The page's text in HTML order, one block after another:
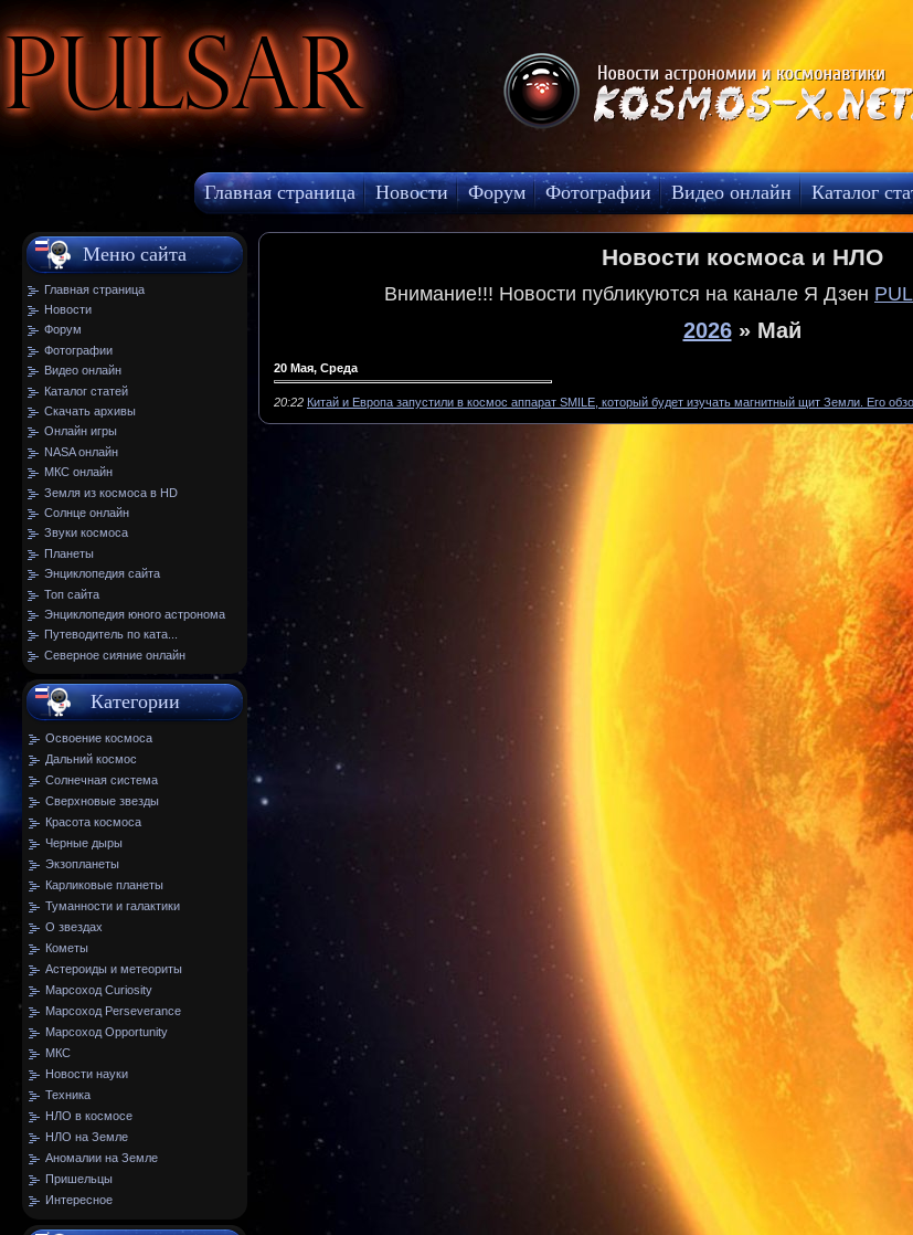
Pulsar
Главная страница Новости Форум Фотографии Видео онлайн Каталог
МКС онлайн
Меню сайта
Главная страница
Новости
Форум
Фотографии
Видео онлайн
Каталог статей
Скачать архивы
Онлайн игры
NASA онлайн
МКС онлайн
Земля из космоса в HD
Солнце онлайн
Звуки космоса
Планеты
Энциклопедия сайта
Топ сайта
Энциклопедия юного астронома
Путеводитель по ката...
Северное сияние онлайн
Категории
Освоение космоса
Дальний космос
Солнечная система
Сверхновые звезды
Красота космоса
Черные дыры
Экзопланеты
Карликовые планеты
Туманности и галактики
О звездах
Кометы
Астероиды и метеориты
Марсоход Curiosity
Марсоход Perseverance
Марсоход Opportunity
МКС
Новости науки
Техника
НЛО в космосе
НЛО на Земле
Аномалии на Земле
Пришельцы
Интересное
Новости космоса и НЛО
Внимание!!! Новости публикуются на канале Я Дзен
2026 » Май
20 Мая, Среда
20:22 Китай и Европа запустили в космос аппарат SMILE, который будет изучать магнитный щит Земли. Его